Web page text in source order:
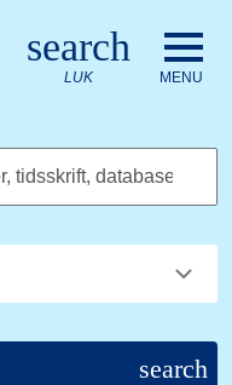
Det Kongelige
search
LUK MENU
database
search